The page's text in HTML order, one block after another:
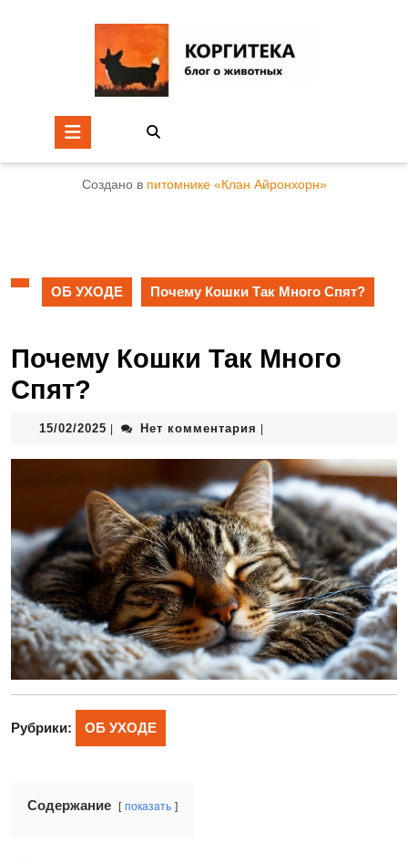
Создано в питомнике «Клан Айронхорн»
ОБ УХОДЕ Почему Кошки Так Много Спят?
Почему Кошки Так Много
Спят?
15/02/2025 Нет комментария
Рубрики: ОБ УХОДЕ
Содержание показать